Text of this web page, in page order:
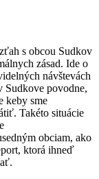
s obcou Sudkov
zásad. Ide o
návštevách
Sudkove povodne,
keby sme
Takéto situácie
obciam, ako
ktorá ihneď